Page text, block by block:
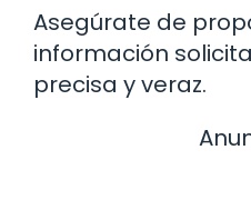
Asegúrate de
información
precisa y veraz.